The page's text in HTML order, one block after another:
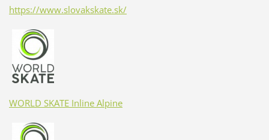
https://www.slovakskate.sk/
WORLD SKATE Inline Alpine